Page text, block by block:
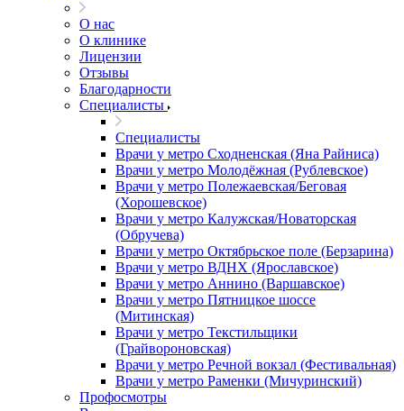
О нас
О клинике
Лицензии
Отзывы
Благодарности
Специалисты
Специалисты
Врачи у метро Сходненская (Яна Райниса)
Врачи у метро Молодёжная (Рублевское)
Врачи у метро Полежаевская/Беговая
(Хорошевское)
Врачи у метро Калужская/Новаторская
(Обручева)
Врачи у метро Октябрьское поле (Берзарина)
Врачи у метро ВДНХ (Ярославское)
Врачи у метро Аннино (Варшавское)
Врачи у метро Пятницкое шоссе
(Митинская)
Врачи у метро Текстильщики
(Грайвороновская)
Врачи у метро Речной вокзал (Фестивальная)
Врачи у метро Раменки (Мичуринский)
Профосмотры